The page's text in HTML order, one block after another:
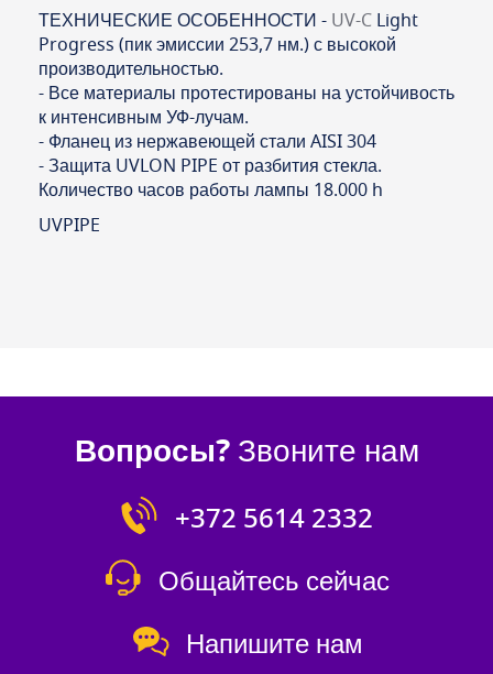
ТЕХНИЧЕСКИЕ ОСОБЕННОСТИ - UV-C Light
Progress (пик эмиссии 253,7 нм.) с высокой
производительностью.
- Все материалы протестированы на устойчивость
к интенсивным УФ-лучам.
- Фланец из нержавеющей стали AISI 304
- Защита UVLON PIPE от разбития стекла.
Количество часов работы лампы 18.000 h
UVPIPE
Вопросы?Звоните нам
+372 5614 2332
Общайтесь сейчас
Напишите нам